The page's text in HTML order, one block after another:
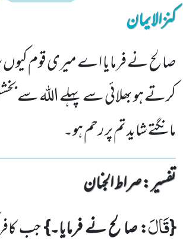
کنزالایمان
صالح نے فرمایا اے میری قوم کیوں
کرتے ہو بھلائی سے پہلے اللہ سے
مانگتے شاید تم پر رحم ہو۔
تفسیر : ‎صراط الجنان
{قَالَ: صا لح نے فرمایا۔}جب